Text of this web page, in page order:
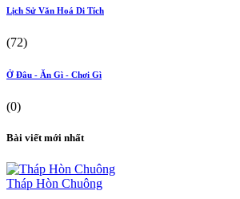
Lịch Sử Văn Hoá Di Tích
(72)
Ở Đâu - Ăn Gì - Chơi Gì
(0)
Bài viết mới nhất
Tháp Hòn Chuông